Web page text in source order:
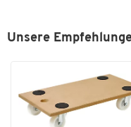
Breite [mm]
Unsere